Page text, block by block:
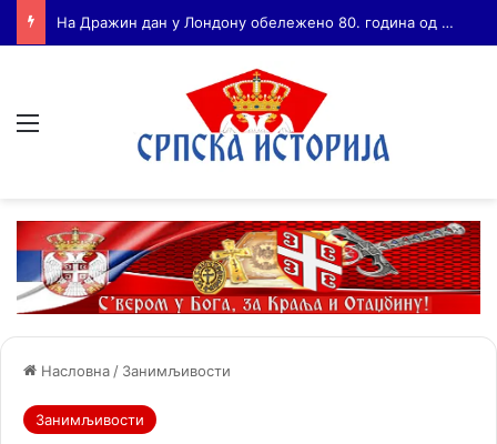
Бојанић: ВОЈА ТАНКОСИЋ – ЧОВЕК КОГА СУ СЕ ПЛАШИЛИ И ЖИВОГ И МРТВОГ, а нема ни споненик
Насловна / Занимљивости
Занимљивости